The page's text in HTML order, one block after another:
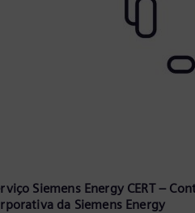
Siemens Energy CERT –
da Siemens Energy